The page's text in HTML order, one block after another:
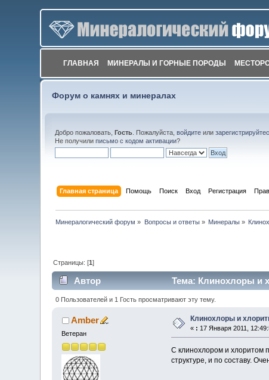
ГЛАВНАЯ МИНЕРАЛЫ И ГОРНЫЕ ПОРОДЫ
Форум о камнях и минералах
Добро пожаловать,Гость . Пожалуйста,войдите или
Не получилиписьмо с кодом активации?
Главная страница Помощь Поиск Вход Регистрация
Минералогический форум » Вопросы и ответы» Минералы »
Страницы: [1]
Автор Тема: Клинохлоры и
0 Пользователей и 1 Гость просматривают эту тему.
Amber
Ветеран
Клинохлоры и
« : 17 Января 2011,
С клинохлором и хлоритом
структуре, и по составу.